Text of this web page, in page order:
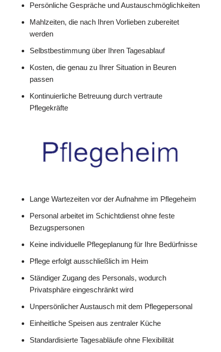
Persönliche Gespräche und Austauschmöglichkeiten
Mahlzeiten, die nach Ihren Vorlieben zubereitet
werden
Selbstbestimmung über Ihren Tagesablauf
Kosten, die genau zu Ihrer Situation in Beuren
passen
Kontinuierliche Betreuung durch vertraute
Pflegekräfte
Lange Wartezeiten vor der Aufnahme im Pflegeheim
Personal arbeitet im Schichtdienst ohne feste
Bezugspersonen
Keine individuelle Pflegeplanung für Ihre Bedürfnisse
Pflege erfolgt ausschließlich im Heim
Ständiger Zugang des Personals, wodurch
Privatsphäre eingeschränkt wird
Unpersönlicher Austausch mit dem Pflegepersonal
Einheitliche Speisen aus zentraler Küche
Standardisierte Tagesabläufe ohne Flexibilität